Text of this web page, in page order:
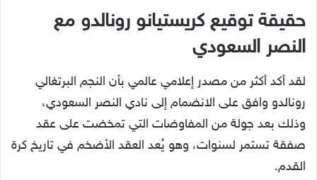
حقيقة توقيع كريستيانو رونالدو مع
النصر السعودي
لقد أكد أكثر من مصدر إعلامي عالمي بأن النجم البرتغالي
رونالدو وافق على الانضمام إلى نادي النصر السعودي،
وذلك بعد جولة من المفاوضات التي تمخضت على عقد
صفقة تستمر لسنوات، وهو يُعد العقد الأضخم في تاريخ كرة
القدم.